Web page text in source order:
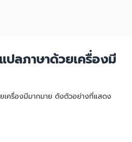
ปลภาษาด้วยเครื่องมี
เครื่องมีมากมาย ดังตัวอย่างที่แสดง